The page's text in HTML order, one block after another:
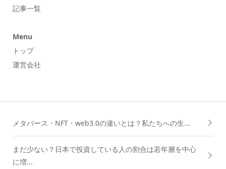
記事一覧
Menu
トップ
運営会社
メタバース・NFT・web3.0の違いとは？私たちへの生...
まだ少ない？日本で投資している人の割合は若年層を中心
に増...